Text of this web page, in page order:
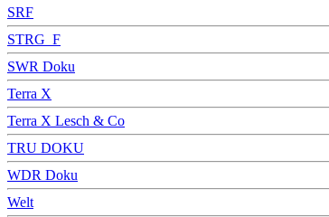
SRF
STRG_F
SWR Doku
Terra X
Terra X Lesch & Co
TRU DOKU
WDR Doku
Welt